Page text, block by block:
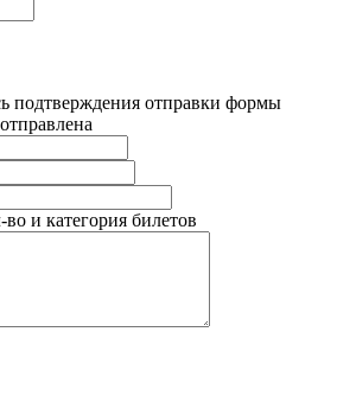
подтверждения отправки формы
и категория билетов